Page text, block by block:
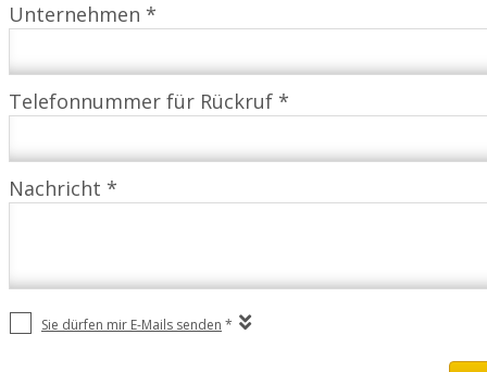
Unternehmen *
Telefonnummer für Rückruf *
Nachricht *
Sie dürfen mir E-Mails senden *